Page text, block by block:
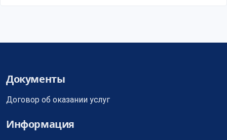
Документы
Договор об оказании услуг
Информация